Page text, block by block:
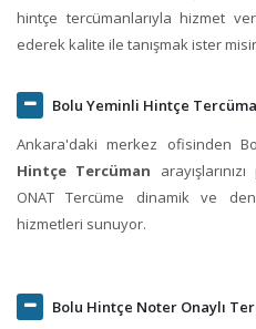
hintçe tercümanlarıyla hizmet
ederek kalite ile tanışmak ister
Bolu Yeminli Hintçe
Ankara'daki merkez ofisinden
Hintçe Tercüman
ONAT Tercüme dinamik ve
hizmetleri sunuyor.
Bolu Hintçe Noter Onaylı